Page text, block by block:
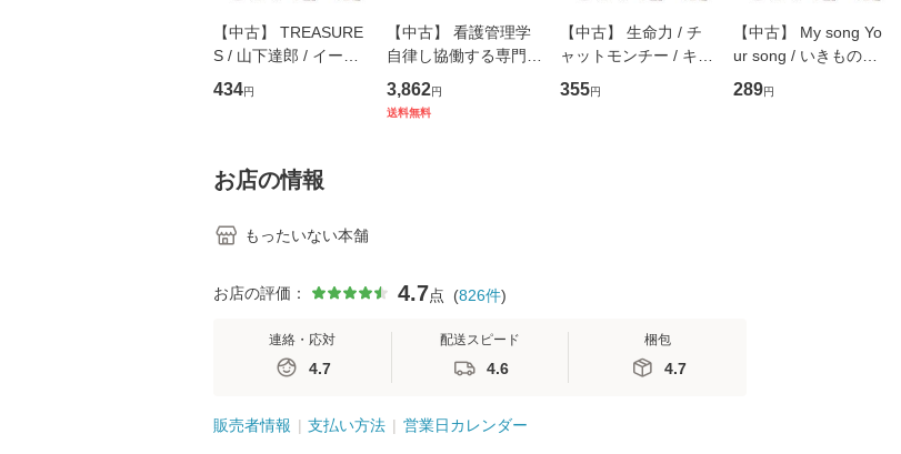
【中古】 TREASURE
S / 山下達郎 / イース
トウエスト・ジャパン
[CD]【メール便送料無
434円
【中古】 看護管理学
自律し協働する専門職
の看護マネジメントス
キル 改訂第3版 (看護
3,862円
送料無料
【中古】 生命力 / チ
ャットモンチー / キュ
ーンレコード [CD]
【メール便送料無料】
355円
【中古】 My song Yo
ur song / いきものが
かり / [CD]【メール便
送料無料】
289円
お店の情報
もったいない本舗
お店の評価： 4.7点 (826件)
連絡・応対
4.7
配送スピード
4.6
梱包
4.7
販売者情報 支払い方法 営業日カレンダー